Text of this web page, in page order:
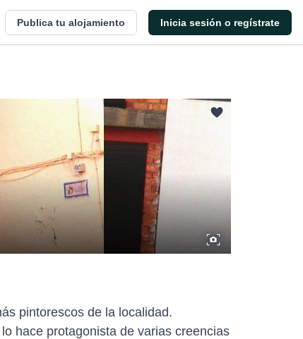
Publica tu alojamiento Inicia sesión o regístrate
pintorescos de la localidad.
hace protagonista de varias creencias